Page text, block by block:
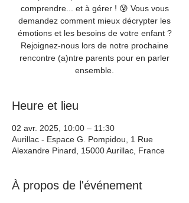
comprendre... et à gérer ! 😰 Vous vous
demandez comment mieux décrypter les
émotions et les besoins de votre enfant ?
Rejoignez-nous lors de notre prochaine
rencontre (a)ntre parents pour en parler
ensemble.
Heure et lieu
02 avr. 2025, 10:00 – 11:30
Aurillac - Espace G. Pompidou, 1 Rue
Alexandre Pinard, 15000 Aurillac, France
À propos de l'événement